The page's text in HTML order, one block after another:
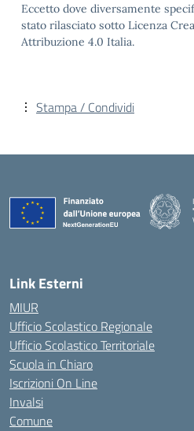
Eccetto dove diversamente
stato rilasciato sotto Licenza
Attribuzione 4.0 Italia.
Stampa / Condividi
Link Esterni
MIUR
Ufficio Scolastico Regionale
Ufficio Scolastico Territoriale
Scuola in Chiaro
Iscrizioni On Line
Invalsi
Comune